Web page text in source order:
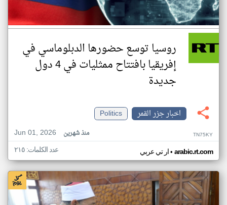
روسيا توسع حضورها الدبلوماسي في
إفريقيا بافتتاح ممثليات في 4 دول
جديدة
اخبار جزر القمر
Politics
Jun 01, 2026
منذ شهرين TN75KY
ار تي عربي• arabic.rt.com عدد الكلمات: ٢١٥